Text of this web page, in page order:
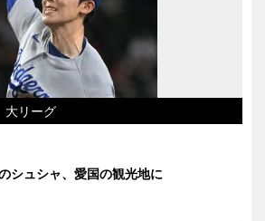
リーグ
シュシャ、愛国の観光地に